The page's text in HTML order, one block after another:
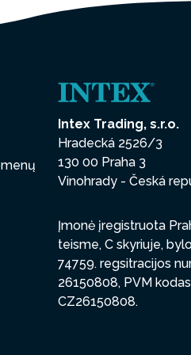
Intex Trading, s.r.o.
Hradecká 2526/3
130 00 Praha 3
Vinohrady - Česká
Įmonė įregistruota
teisme, C skyriuje,
74759. regsitracijos
26150808, PVM
CZ26150808.